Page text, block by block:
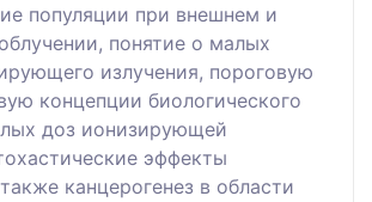
популяции при внешнем и
понятие о малых
излучения, пороговую
концепции биологического
доз ионизирующей
эффекты
канцерогенез в области